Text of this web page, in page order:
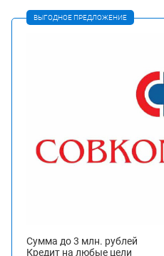
ВЫГОДНОЕ ПРЕДЛОЖЕНИЕ
Сумма до 3 млн. рублей
Кредит на любые цели